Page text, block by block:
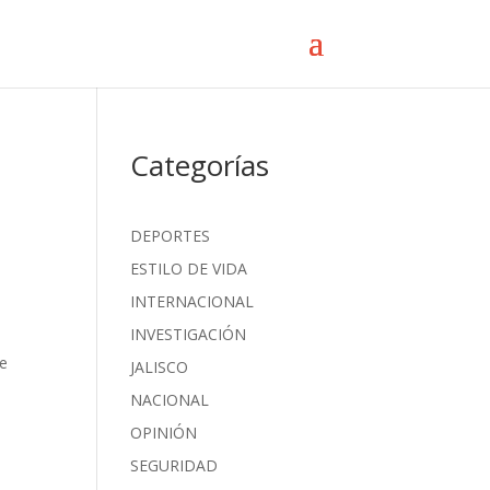
Categorías
DEPORTES
ESTILO DE VIDA
INTERNACIONAL
INVESTIGACIÓN
JALISCO
NACIONAL
OPINIÓN
SEGURIDAD